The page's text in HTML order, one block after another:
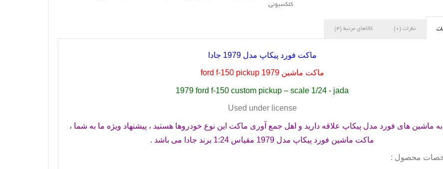
کلکسیونی,
نظرات (0) کالاهای مرتبط (4)
ماکت فورد پیکاپ مدل 1979 جادا
ماکت ماشینford f-150 pickup 1979
1979 ford f-150 custom pickup – scale 1/24 - jada
Used under license
به ماشین های فورد مدل پیکاپ علاقه دارید و اهل جمع آوری ماکت این نوع خودروها هستید ، پیشنهاد ویژه ما به شما ،
ماکت ماشین فورد پیکاپ مدل 1979 مقیاس 1:24 برند جادا می باشد .
محصول :